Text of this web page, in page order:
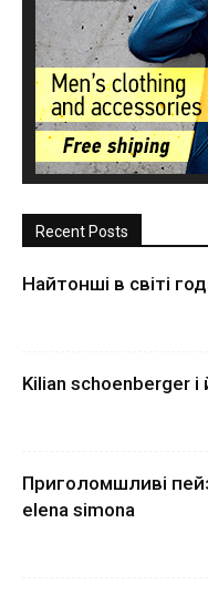
Recent Posts
Найтонші в світі
Kilian schoenberger
Приголомшливі
elena simona